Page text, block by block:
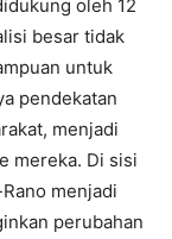
oleh 12
besar tidak
untuk
pendekatan
menjadi
mereka. Di sisi
menjadi
perubahan